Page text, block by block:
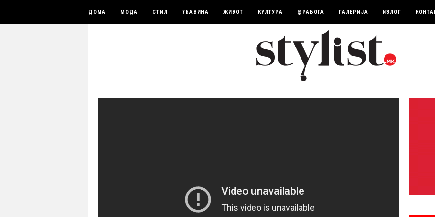
ДОМА МОДА СТИЛ УБАВИНА ЖИВОТ КУЛТУРА @РАБОТА ГАЛЕРИЈА ИЗЛОГ